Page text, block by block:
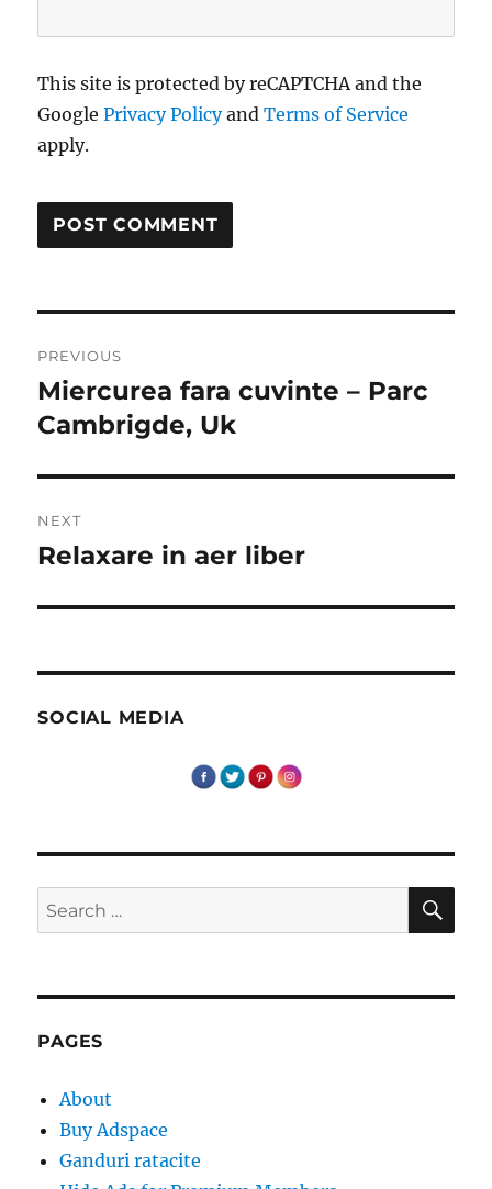
This site is protected by reCAPTCHA and the
GooglePrivacy PolicyandTerms of Service
apply.
navigation
PREVIOUS
Previous
post:
Miercurea fara cuvinte – Parc
Cambrigde, Uk
NEXT
Next
Relaxare in aer liber
SOCIAL MEDIA
Search
for:
PAGES
About
Buy Adspace
Ganduri ratacite